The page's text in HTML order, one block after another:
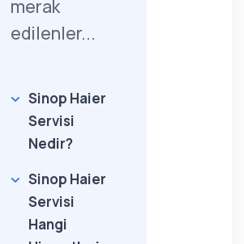
merak
edilenler...
Sinop Haier
Servisi
Nedir?
Sinop Haier
Servisi
Hangi